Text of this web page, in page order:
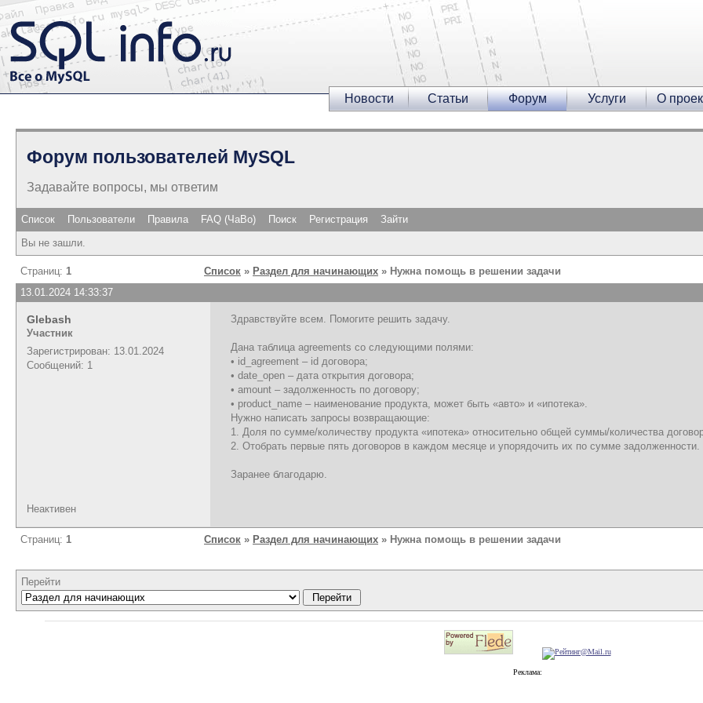
Новости Статьи Форум Услуги О
Форум пользователей MySQL
Задавайте вопросы, мы ответим
Список Пользователи Правила FAQ (ЧаВо) Поиск Регистрация
Зайти
Вы не зашли.
Страниц: 1 Список » Раздел для начинающих » Нужна помощь в решении задачи
13.01.2024 14:33:37
Glebash
Участник
Зарегистрирован: 13.01.2024
Сообщений: 1
Здравствуйте всем. Помогите решить задачу.
Дана таблица agreements со следующими полями:
• id_agreement – id договора;
• date_open – дата открытия договора;
• amount – задолженность по договору;
• product_name – наименование продукта, может быть «авто» и «ипотека».
Нужно написать запросы возвращающие:
1. Доля по сумме/количеству продукта «ипотека» относительно общей суммы/количества
2. Отобрать первые пять договоров в каждом месяце и упорядочить их по сумме задолженности.
Заранее благодарю.
Неактивен
Страниц: 1 Список » Раздел для начинающих » Нужна помощь в решении задачи
Перейти
Реклама: